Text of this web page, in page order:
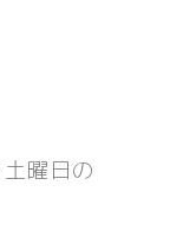
曜日の